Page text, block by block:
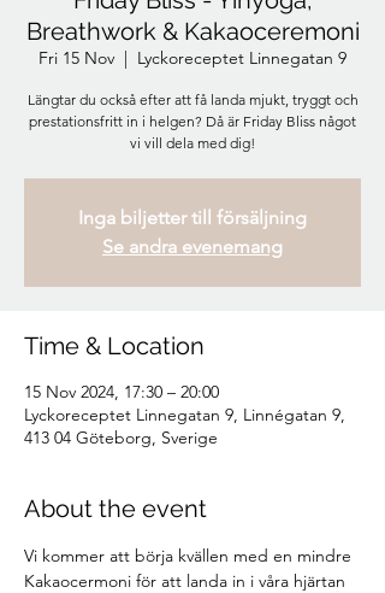
Breathwork & Kakaoceremoni
Fri 15 Nov
  |
Lyckoreceptet Linnegatan 9
Längtar du också efter att få landa mjukt, tryggt och
prestationsfritt in i helgen? Då är Friday Bliss något
vi vill dela med dig!
Inga biljetter till försäljning
Se andra evenemang
Time & Location
15 Nov 2024, 17:30 – 20:00
Lyckoreceptet Linnegatan 9, Linnégatan 9,
413 04 Göteborg, Sverige
About the event
Vi kommer att börja kvällen med en mindre
Kakaocermoni för att landa in i våra hjärtan